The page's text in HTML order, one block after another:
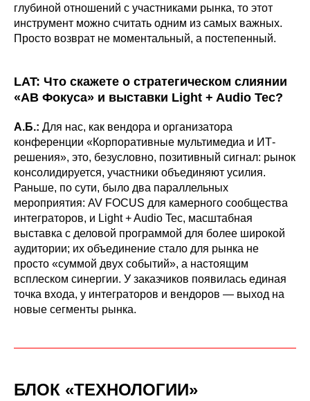
глубиной отношений с участниками рынка, то этот
инструмент можно считать одним из самых важных.
Просто возврат не моментальный, а постепенный.
LAT: Что скажете о стратегическом слиянии
«АВ Фокуса» и выставки Light + Audio Tec?
А.Б.: Для нас, как вендора и организатора
конференции «Корпоративные мультимедиа и ИТ-
решения», это, безусловно, позитивный сигнал: рынок
консолидируется, участники объединяют усилия.
Раньше, по сути, было два параллельных
мероприятия: AV FOCUS для камерного сообщества
интеграторов, и Light + Audio Tec, масштабная
выставка с деловой программой для более широкой
аудитории; их объединение стало для рынка не
просто «суммой двух событий», а настоящим
всплеском синергии. У заказчиков появилась единая
точка входа, у интеграторов и вендоров — выход на
новые сегменты рынка.
БЛОК «ТЕХНОЛОГИИ»